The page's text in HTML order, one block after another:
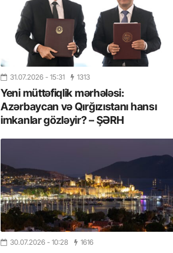
31.07.2026 - 15:31 1313
Yeni müttəfiqlik mərhələsi:
Azərbaycan və Qırğızıstanı hansı
imkanlar gözləyir? – ŞƏRH
30.07.2026 - 10:28 1616